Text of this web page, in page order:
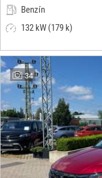
Benzín
132 kW (179 k)
34